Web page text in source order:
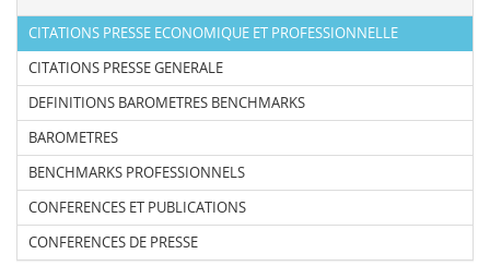
CITATIONS PRESSE ECONOMIQUE ET PROFESSIONNELLE
CITATIONS PRESSE GENERALE
DEFINITIONS BAROMETRES BENCHMARKS
BAROMETRES
BENCHMARKS PROFESSIONNELS
CONFERENCES ET PUBLICATIONS
CONFERENCES DE PRESSE